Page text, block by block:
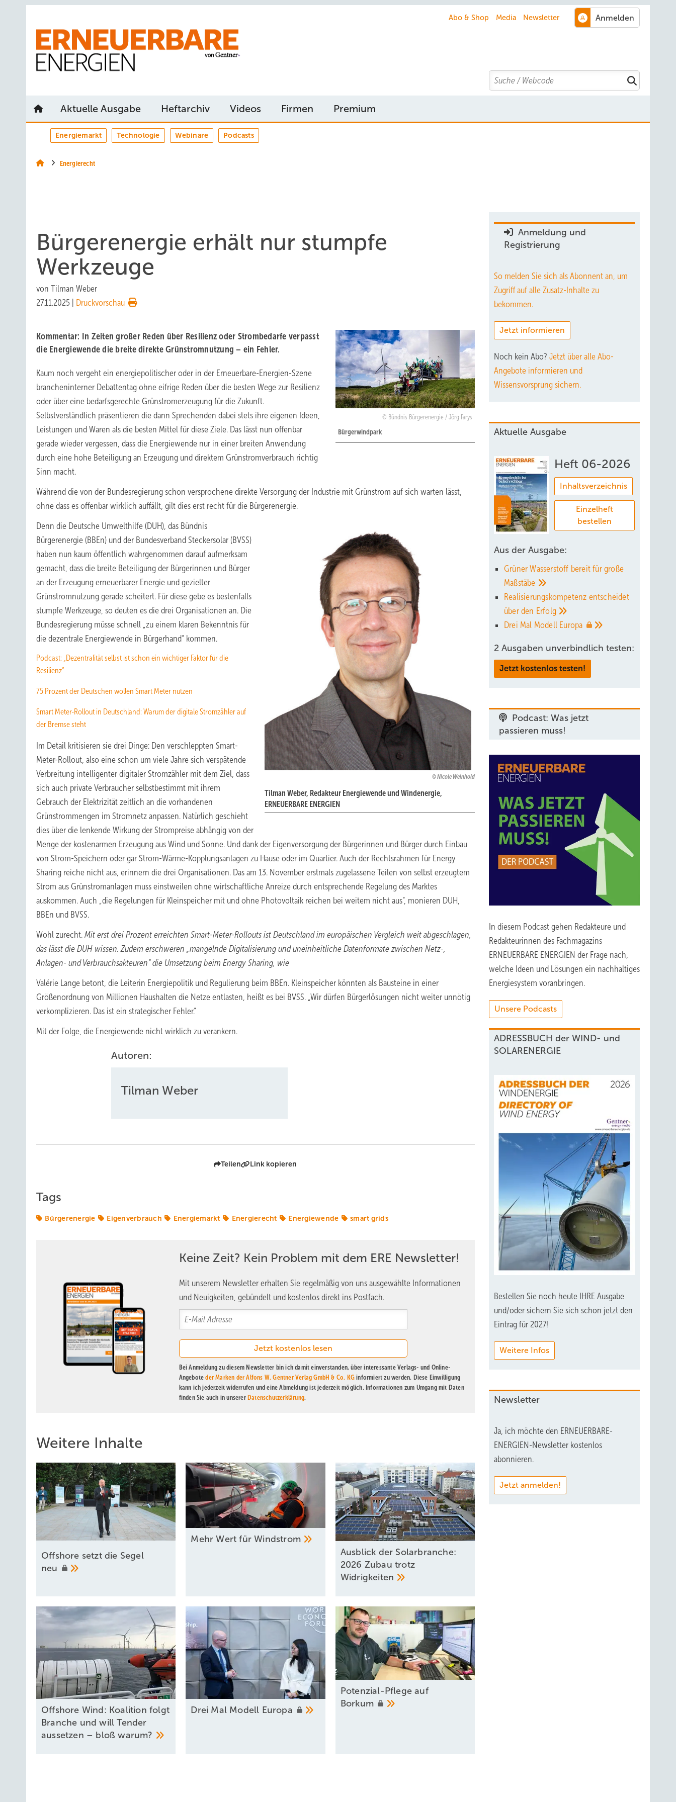
Abo & Shop Media Newsletter
Search
Aktuelle Ausgabe Heftarchiv Videos Firmen Premium
Energiemarkt Technologie Webinare Podcasts
Energierecht
Bürgerenergie erhält nur stumpfe
Werkzeuge
von Tilman Weber
27.11.2025
Druckvorschau
Bündnis Bürgerenergie / Jörg Farys
Bürgerwindpark
Kommentar: In Zeiten großer Reden über Resilienz oder Strombedarfe verpasst
die Energiewende die breite direkte Grünstromnutzung – ein Fehler.
Kaum noch vergeht ein energiepolitischer oder in der Erneuerbare-Energien-Szene
brancheninterner Debattentag ohne eifrige Reden über die besten Wege zur Resilienz
oder über eine bedarfsgerechte Grünstromerzeugung für die Zukunft.
Selbstverständlich präsentieren die dann Sprechenden dabei stets ihre eigenen Ideen,
Leistungen und Waren als die besten Mittel für diese Ziele. Das lässt nun offenbar
gerade wieder vergessen, dass die Energiewende nur in einer breiten Anwendung
durch eine hohe Beteiligung an Erzeugung und direktem Grünstromverbrauch richtig
Sinn macht.
Während die von der Bundesregierung schon versprochene direkte Versorgung der Industrie mit Grünstrom auf sich warten lässt,
ohne dass es offenbar wirklich auffällt, gilt dies erst recht für die Bürgerenergie.
Nicole Weinhold
Tilman Weber, Redakteur Energiewende und Windenergie,
ERNEUERBARE ENERGIEN
Denn die Deutsche Umwelthilfe (DUH), das Bündnis
Bürgerenergie (BBEn) und der Bundesverband Steckersolar (BVSS)
haben nun kaum öffentlich wahrgenommen darauf aufmerksam
gemacht, dass die breite Beteiligung der Bürgerinnen und Bürger
an der Erzeugung erneuerbarer Energie und gezielter
Grünstromnutzung gerade scheitert. Für diese gebe es bestenfalls
stumpfe Werkzeuge, so deuten es die drei Organisationen an. Die
Bundesregierung müsse schnell „zu einem klaren Bekenntnis für
die dezentrale Energiewende in Bürgerhand“ kommen.
Podcast: „Dezentralität selbst ist schon ein wichtiger Faktor für die
Resilienz“
75 Prozent der Deutschen wollen Smart Meter nutzen
Smart Meter-Rollout in Deutschland: Warum der digitale Stromzähler auf
der Bremse steht
Im Detail kritisieren sie drei Dinge: Den verschleppten Smart-
Meter-Rollout, also eine schon um viele Jahre sich verspätende
Verbreitung intelligenter digitaler Stromzähler mit dem Ziel, dass
sich auch private Verbraucher selbstbestimmt mit ihrem
Gebrauch der Elektrizität zeitlich an die vorhandenen
Grünstrommengen im Stromnetz anpassen. Natürlich geschieht
dies über die lenkende Wirkung der Strompreise abhängig von der
Menge der kostenarmen Erzeugung aus Wind und Sonne. Und dank der Eigenversorgung der Bürgerinnen und Bürger durch Einbau
von Strom-Speichern oder gar Strom-Wärme-Kopplungsanlagen zu Hause oder im Quartier. Auch der Rechtsrahmen für Energy
Sharing reiche nicht aus, erinnern die drei Organisationen. Das am 13. November erstmals zugelassene Teilen von selbst erzeugtem
Strom aus Grünstromanlagen muss einstweilen ohne wirtschaftliche Anreize durch entsprechende Regelung des Marktes
auskommen. Auch „die Regelungen für Kleinspeicher mit und ohne Photovoltaik reichen bei weitem nicht aus“, monieren DUH,
BBEn und BVSS.
Wohl zurecht. Mit erst drei Prozent erreichten Smart-Meter-Rollouts ist Deutschland im europäischen Vergleich weit abgeschlagen,
das lässt die DUH wissen. Zudem erschweren „mangelnde Digitalisierung und uneinheitliche Datenformate zwischen Netz-,
Anlagen- und Verbrauchsakteuren“ die Umsetzung beim Energy Sharing, wie
Valérie Lange betont, die Leiterin Energiepolitik und Regulierung beim BBEn. Kleinspeicher könnten als Bausteine in einer
Größenordnung von Millionen Haushalten die Netze entlasten, heißt es bei BVSS. „Wir dürfen Bürgerlösungen nicht weiter unnötig
verkomplizieren. Das ist ein strategischer Fehler.“
Mit der Folge, die Energiewende nicht wirklich zu verankern.
Autoren:
Tilman Weber
Teilen Link kopieren
Tags
Bürgerenergie Eigenverbrauch Energiemarkt Energierecht Energiewende smart grids
Keine Zeit? Kein Problem mit dem ERE Newsletter!
Mit unserem Newsletter erhalten Sie regelmäßig von uns ausgewählte Informationen
und Neuigkeiten, gebündelt und kostenlos direkt ins Postfach.
Bei Anmeldung zu diesem Newsletter bin ich damit einverstanden, über interessante Verlags- und Online-
Angeboteder Marken der Alfons W. Gentner Verlag GmbH & Co. KG informiert zu werden. Diese Einwilligung
kann ich jederzeit widerrufen und eine Abmeldung ist jederzeit möglich. Informationen zum Umgang mit Daten
finden Sie auch in unserer Datenschutzerklärung.
Weitere Inhalte
Offshore setzt die Segel
neu
Mehr Wert fürWindstrom
Ausblick der Solarbranche:
2026 Zubau trotz
Widrigkeiten
Offshore Wind: Koalition folgt
Branche und will Tender
aussetzen – bloßwarum?
Drei Mal Modell Europa
Potenzial-Pflege auf
Borkum
Anmeldung und
Registrierung
So melden Sie sich als Abonnent an, um
Zugriff auf alle Zusatz-Inhalte zu
bekommen.
Jetzt informieren
Noch kein Abo? Jetzt über alle Abo-
Angebote informieren und
Wissensvorsprung sichern.
Aktuelle Ausgabe
Heft 06-2026
Inhaltsverzeichnis
Einzelheft
bestellen
Aus der Ausgabe:
Grüner Wasserstoff bereit für große
Maßstäbe
Realisierungskompetenz entscheidet
über den Erfolg
Drei Mal Modell Europa
2 Ausgaben unverbindlich testen:
Jetzt kostenlos testen!
Podcast: Was jetzt
passieren muss!
In diesem Podcast gehen Redakteure und
Redakteurinnen des Fachmagazins
ERNEUERBARE ENERGIEN der Frage nach,
welche Ideen und Lösungen ein nachhaltiges
Energiesystem voranbringen.
Unsere Podcasts
ADRESSBUCH der WIND- und
SOLARENERGIE
Bestellen Sie noch heute IHRE Ausgabe
und/oder sichern Sie sich schon jetzt den
Eintrag für 2027!
Weitere Infos
Newsletter
Ja, ich möchte den ERNEUERBARE-
ENERGIEN-Newsletter kostenlos
abonnieren.
Jetzt anmelden!